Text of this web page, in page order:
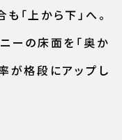
「上から下」へ。
ーの床面を「奥か
が格段にアップし